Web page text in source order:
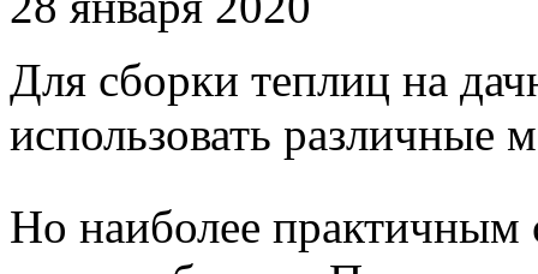
Для сборки теплиц на
использовать различные
Но наиболее практичным